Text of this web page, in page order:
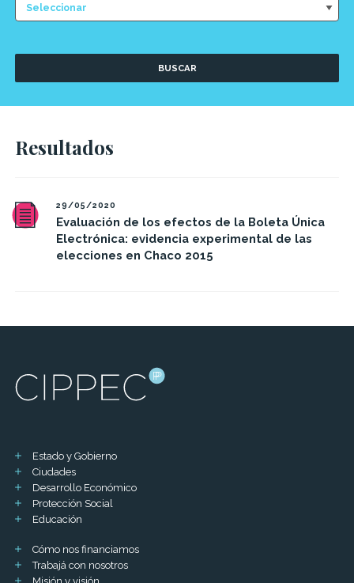
BUSCAR
Resultados
29/05/2020
Evaluación de los efectos de la Boleta Única
Electrónica: evidencia experimental de las
elecciones en Chaco 2015
Estado y Gobierno
Ciudades
Desarrollo Económico
Protección Social
Educación
Cómo nos financiamos
Trabajá con nosotros